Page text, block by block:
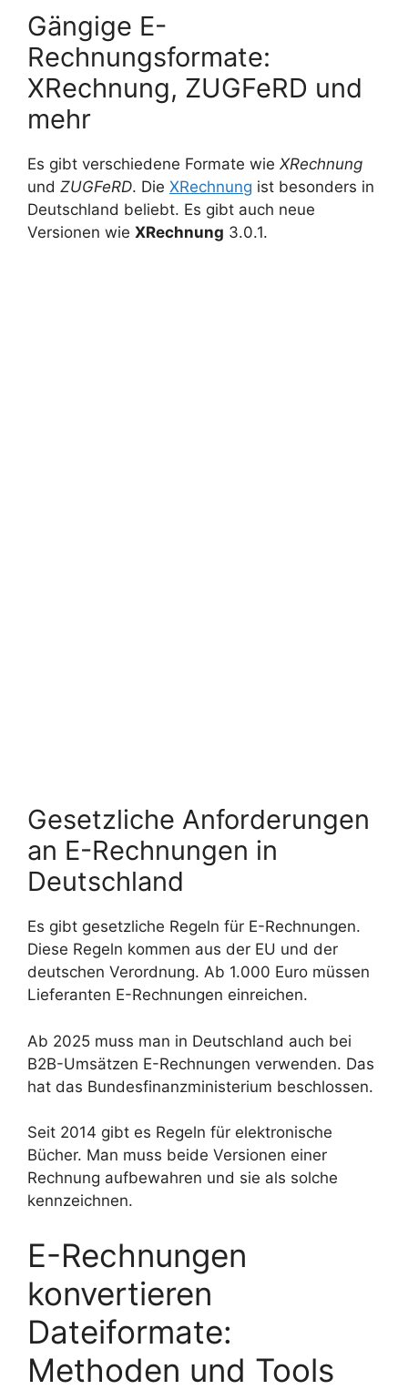
Gängige E-
Rechnungsformate:
XRechnung, ZUGFeRD und
mehr
Es gibt verschiedene Formate wie XRechnung
und ZUGFeRD. Die XRechnung ist besonders in
Deutschland beliebt. Es gibt auch neue
Versionen wie XRechnung 3.0.1.
Gesetzliche Anforderungen
an E-Rechnungen in
Deutschland
Es gibt gesetzliche Regeln für E-Rechnungen.
Diese Regeln kommen aus der EU und der
deutschen Verordnung. Ab 1.000 Euro müssen
Lieferanten E-Rechnungen einreichen.
Ab 2025 muss man in Deutschland auch bei
B2B-Umsätzen E-Rechnungen verwenden. Das
hat das Bundesfinanzministerium beschlossen.
Seit 2014 gibt es Regeln für elektronische
Bücher. Man muss beide Versionen einer
Rechnung aufbewahren und sie als solche
kennzeichnen.
E-Rechnungen
konvertieren
Dateiformate:
Methoden und Tools